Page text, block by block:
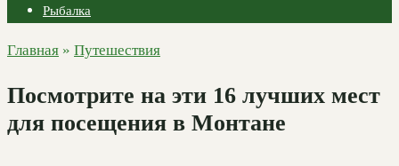
Рыбалка
Главная » Путешествия
Посмотрите на эти 16 лучших мест
для посещения в Монтане